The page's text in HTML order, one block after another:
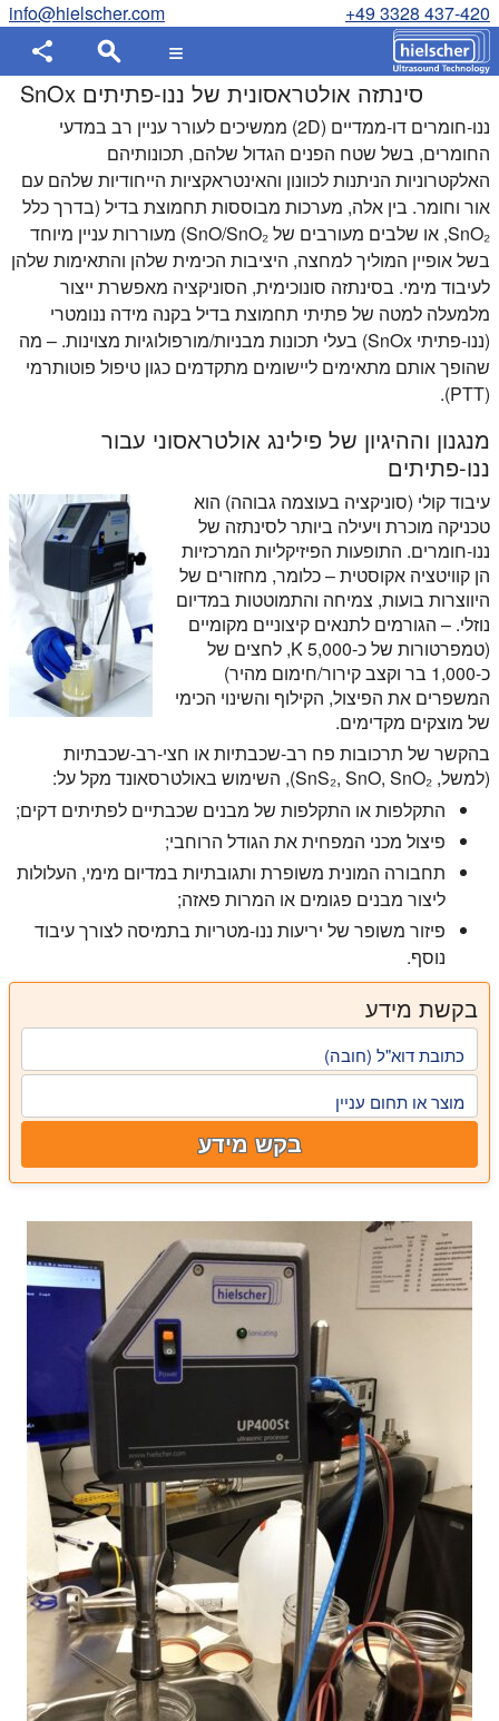
+49 3328 437-420
info@hielscher.com
סינתזה אולטראסונית של ננו-פתיתים SnOx
ננו-חומרים דו-ממדיים (2D) ממשיכים לעורר עניין רב במדעי
החומרים, בשל שטח הפנים הגדול שלהם, תכונותיהם
האלקטרוניות הניתנות לכוונון והאינטראקציות הייחודיות שלהם עם
אור וחומר. בין אלה, מערכות מבוססות תחמוצת בדיל (בדרך כלל
SnO₂, או שלבים מעורבים של SnO/SnO₂) מעוררות עניין מיוחד
בשל אופיין המוליך למחצה, היציבות הכימית שלהן והתאימות שלהן
לעיבוד מימי. בסינתזה סונוכימית, הסוניקציה מאפשרת ייצור
מלמעלה למטה של פתיתי תחמוצת בדיל בקנה מידה ננומטרי
(ננו-פתיתי SnOx) בעלי תכונות מבניות/מורפולוגיות מצוינות. – מה
שהופך אותם מתאימים ליישומים מתקדמים כגון טיפול פוטותרמי
(PTT).
מנגנון וההיגיון של פילינג אולטראסוני עבור
ננו-פתיתים
עיבוד קולי (סוניקציה בעוצמה גבוהה) הוא
טכניקה מוכרת ויעילה ביותר לסינתזה של
ננו-חומרים. התופעות הפיזיקליות המרכזיות
הן קוויטציה אקוסטית – כלומר, מחזורים של
היווצרות בועות, צמיחה והתמוטטות במדיום
נוזלי. – הגורמים לתנאים קיצוניים מקומיים
(טמפרטורות של כ-5,000 K, לחצים של
כ-1,000 בר וקצב קירור/חימום מהיר)
המשפרים את הפיצול, הקילוף והשינוי הכימי
של מוצקים מקדימים.
בהקשר של תרכובות פח רב-שכבתיות או חצי-רב-שכבתיות
(למשל, SnS₂, SnO, SnO₂), השימוש באולטרסאונד מקל על:
התקלפות או התקלפות של מבנים שכבתיים לפתיתים דקים;
פיצול מכני המפחית את הגודל הרוחבי;
תחבורה המונית משופרת ותגובתיות במדיום מימי, העלולות
ליצור מבנים פגומים או המרות פאזה;
פיזור משופר של יריעות ננו-מטריות בתמיסה לצורך עיבוד
נוסף.
בקשת מידע
כתובת דוא"ל (חובה)
מוצר או תחום עניין
בקש מידע